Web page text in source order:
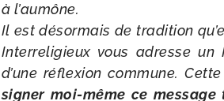
à l’aumône.
Il est désor­mais de tra­di­tion
Interreligieux vous adresse
d’une réflexion com­mune.
signer moi-​même ce